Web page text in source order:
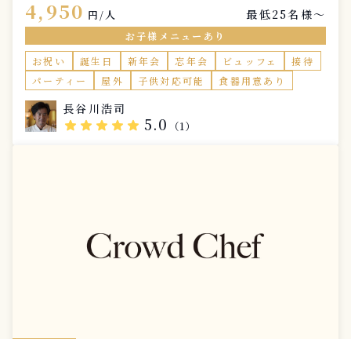
出致します！
4,950 円/人 最低25名様〜
お子様メニューあり
お祝い
誕生日 新年会 忘年会 ビュッフェ
接待
パーティー
屋外 子供対応可能 食器用意あり
長谷川浩司
star star star star star 5.0 （1）